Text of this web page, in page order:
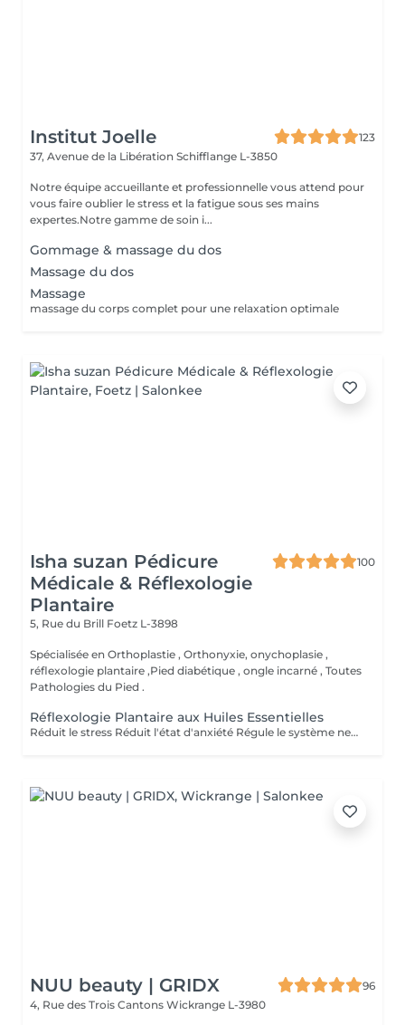
Institut Joelle
123
37, Avenue de la Libération Schifflange L-3850
Notre équipe accueillante et professionnelle vous attend pour
vous faire oublier le stress et la fatigue sous ses mains
expertes.Notre gamme de soin i...
Gommage & massage du dos
Massage du dos
Massage
massage du corps complet pour une relaxation optimale
Isha suzan Pédicure
Médicale & Réflexologie
Plantaire
100
5, Rue du Brill Foetz L-3898
Spécialisée en Orthoplastie , Orthonyxie, onychoplasie ,
réflexologie plantaire ,Pied diabétique , ongle incarné , Toutes
Pathologies du Pied .
Réflexologie Plantaire aux Huiles Essentielles
Réduit le stress Réduit l'état d'anxiété Régule le système nerveux et hormonal Soulagé les tensions Soulagé la douleur Active la circulation sanguine et lymphatique Aide à la récupération post opératoire Revitalisé les énergies Aide à l'élimination des toxines, toxiques et cristaux d'acide urique Favorise la relaxation général Améliorer la qualité du sommeil Améliorer le système immunitaire
NUU beauty | GRIDX
96
4, Rue des Trois Cantons Wickrange L-3980